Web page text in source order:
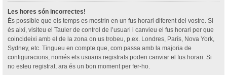
Les hores són incorrectes!
És possible que els temps es mostrin en un fus horari diferent del vostre. Si
és així, visiteu el Tauler de control de l’usuari i canvieu el fus horari per que
coincideixi amb el de la zona on us trobeu, p.ex. Londres, París, Nova York,
Sydney, etc. Tingueu en compte que, com passa amb la majoria de
configuracions, només els usuaris registrats poden canviar el fus horari. Si
no esteu registrat, ara és un bon moment per fer-ho.